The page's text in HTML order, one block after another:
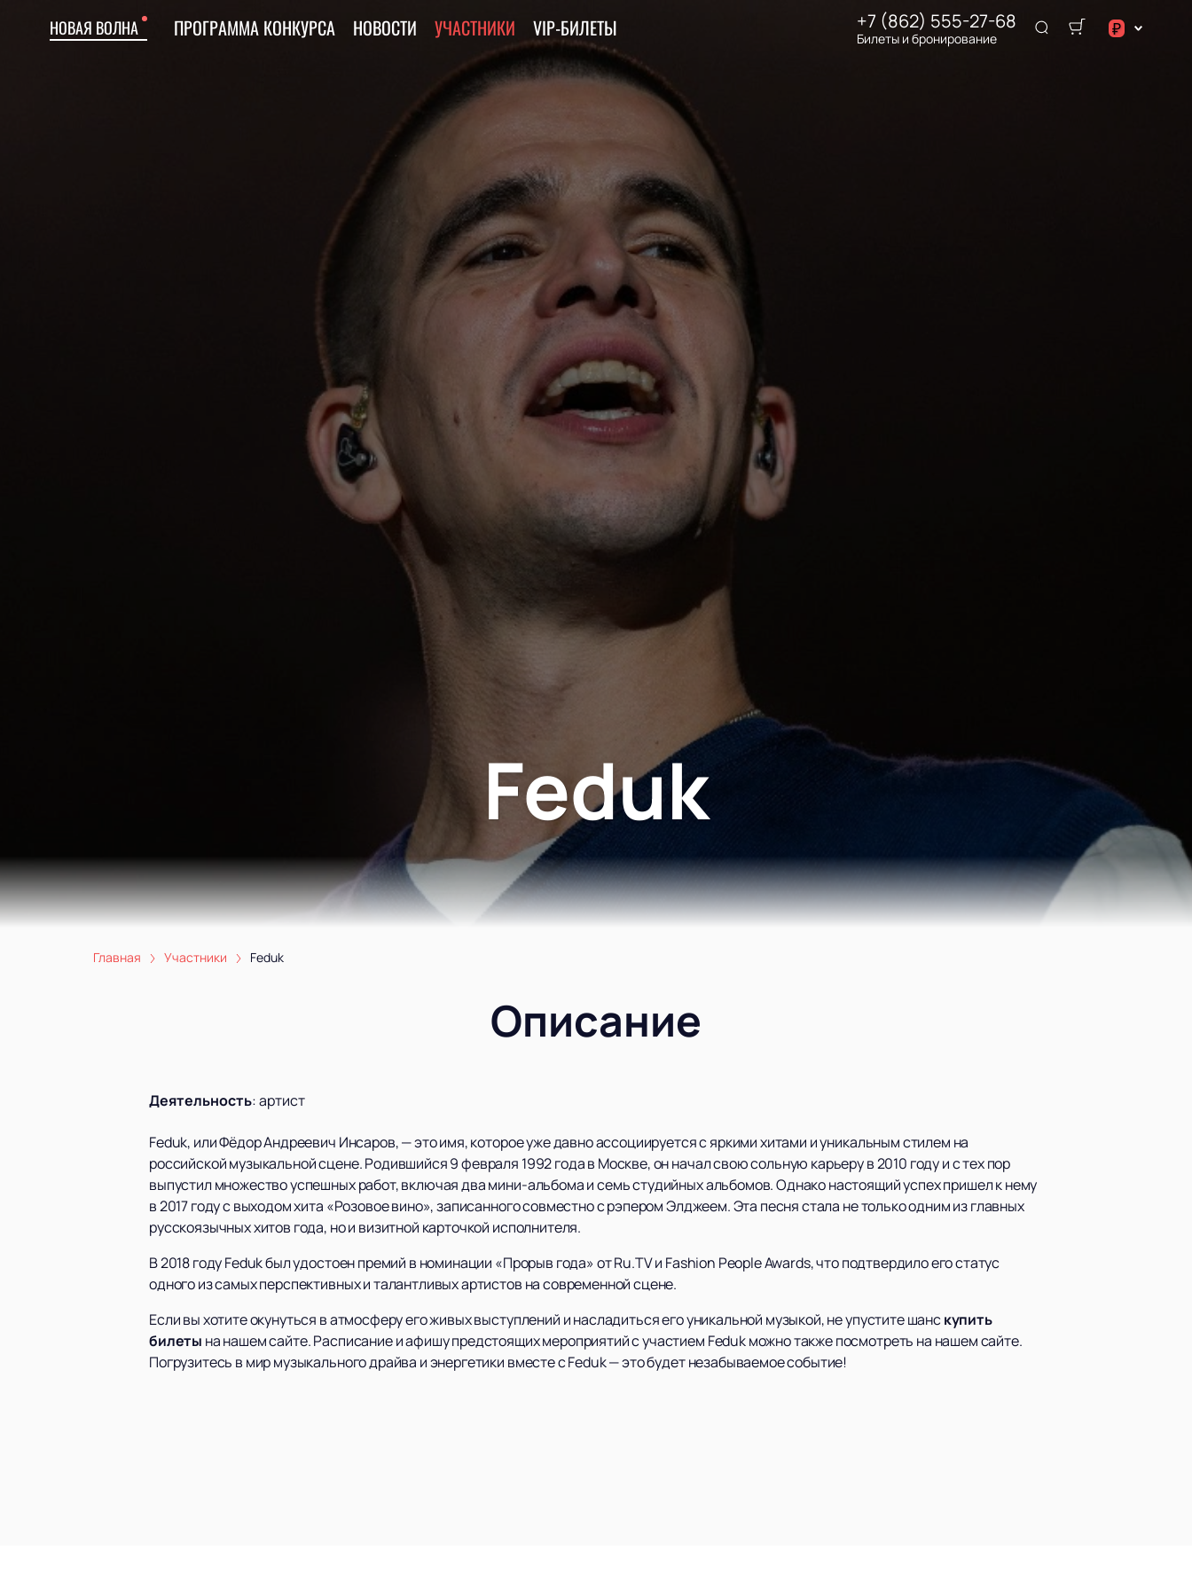
НОВАЯ ВОЛНА ПРОГРАММА КОНКУРСА НОВОСТИ УЧАСТНИКИ VIP-БИЛЕТЫ +7 (862) 555-27-68
Билеты и бронирование ₽
Feduk
Главная Участники Feduk
Описание
Деятельность:артист
Feduk, или Фёдор Андреевич Инсаров, — это имя, которое уже давно ассоциируется с яркими хитами и уникальным стилем на
российской музыкальной сцене. Родившийся 9 февраля 1992 года в Москве, он начал свою сольную карьеру в 2010 году и с тех пор
выпустил множество успешных работ, включая два мини-альбома и семь студийных альбомов. Однако настоящий успех пришел к нему
в 2017 году с выходом хита «Розовое вино», записанного совместно с рэпером Элджеем. Эта песня стала не только одним из главных
русскоязычных хитов года, но и визитной карточкой исполнителя.
В 2018 году Feduk был удостоен премий в номинации «Прорыв года» от Ru.TV и Fashion People Awards, что подтвердило его статус
одного из самых перспективных и талантливых артистов на современной сцене.
Если вы хотите окунуться в атмосферу его живых выступлений и насладиться его уникальной музыкой, не упустите шанскупить
билеты на нашем сайте. Расписание и афишу предстоящих мероприятий с участием Feduk можно также посмотреть на нашем сайте.
Погрузитесь в мир музыкального драйва и энергетики вместе с Feduk — это будет незабываемое событие!